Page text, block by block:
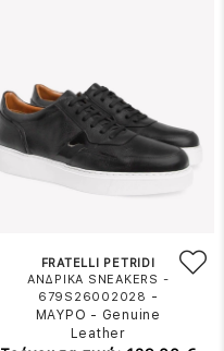
FRATELLI PETRIDI
ΑΝΔΡΙΚΑ SNEAKERS -
679S26002028 -
ΜΑΥΡΟ - Genuine
Leather